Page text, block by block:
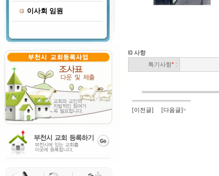
이사회 임원
사항
특기사항* :
[이전글] [다음글]>